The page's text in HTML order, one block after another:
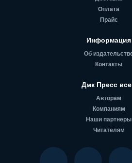
Оплата
Прайс
Информация
Об
Контакты
Дмк Пресс
Авторам
Компаниям
Наши партнеры
Читателям